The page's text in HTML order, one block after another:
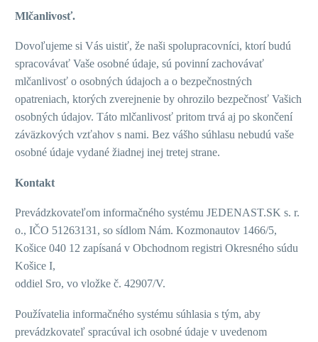
Mlčanlivosť.
Dovoľujeme si Vás uistiť, že naši spolupracovníci, ktorí budú
spracovávať Vaše osobné údaje, sú povinní zachovávať
mlčanlivosť o osobných údajoch a o bezpečnostných
opatreniach, ktorých zverejnenie by ohrozilo bezpečnosť Vašich
osobných údajov. Táto mlčanlivosť pritom trvá aj po skončení
záväzkových vzťahov s nami. Bez vášho súhlasu nebudú vaše
osobné údaje vydané žiadnej inej tretej strane.
Kontakt
Prevádzkovateľom informačného systému JEDENAST.SK s. r.
o., IČO 51263131, so sídlom Nám. Kozmonautov 1466/5,
Košice 040 12 zapísaná v Obchodnom registri Okresného súdu
Košice I,
oddiel Sro, vo vložke č. 42907/V.
Používatelia informačného systému súhlasia s tým, aby
prevádzkovateľ spracúval ich osobné údaje v uvedenom